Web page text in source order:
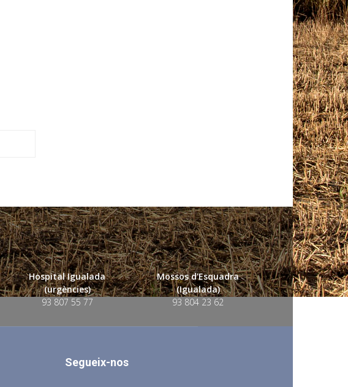
Hospital Igualada
(urgències)
93 807 55 77
Mossos d'Esquadra
(Igualada)
93 804 23 62
Segueix-nos